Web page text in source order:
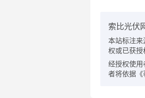
索比光伏
本站标注来
权或已获授
经授权使用
者将依据《